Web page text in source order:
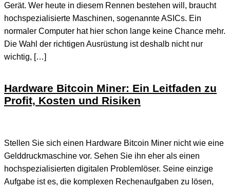
Gerät. Wer heute in diesem Rennen bestehen will, braucht
hochspezialisierte Maschinen, sogenannte ASICs. Ein
normaler Computer hat hier schon lange keine Chance mehr.
Die Wahl der richtigen Ausrüstung ist deshalb nicht nur
wichtig, […]
Hardware Bitcoin Miner: Ein Leitfaden zu
Profit, Kosten und Risiken
Stellen Sie sich einen Hardware Bitcoin Miner nicht wie eine
Gelddruckmaschine vor. Sehen Sie ihn eher als einen
hochspezialisierten digitalen Problemlöser. Seine einzige
Aufgabe ist es, die komplexen Rechenaufgaben zu lösen,